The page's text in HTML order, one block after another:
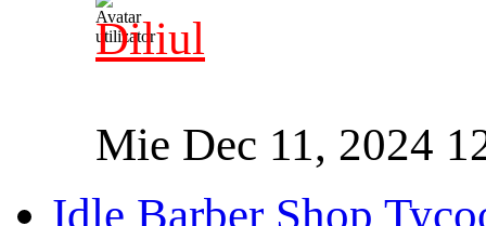
Diliul
Mie Dec 11, 2024
Idle Barber Shop